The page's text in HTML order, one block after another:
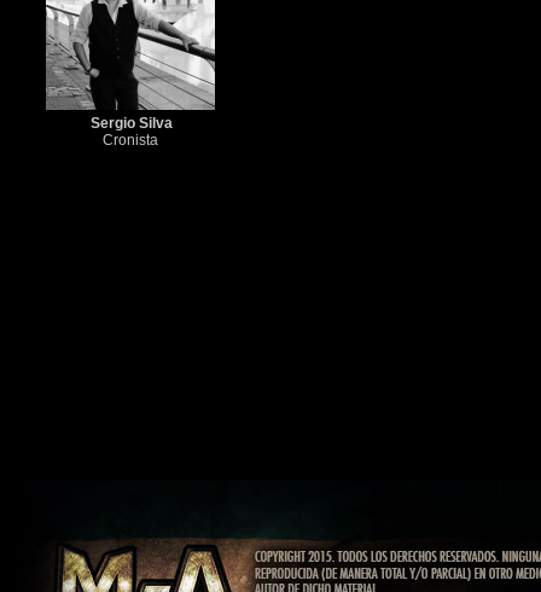
Sergio Silva
Cronista